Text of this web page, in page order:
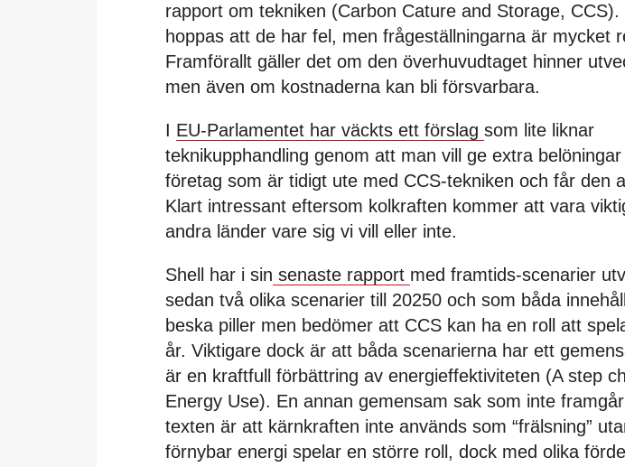
rapport om tekniken (Carbon Cature and Storage, CCS).
hoppas att de har fel, men frågeställningarna är mycket
Framförallt gäller det om den överhuvudtaget hinner
men även om kostnaderna kan bli försvarbara.
I EU-Parlamentet har väckts ett förslag som lite liknar
teknikupphandling genom att man vill ge extra
företag som är tidigt ute med CCS-tekniken och får den
Klart intressant eftersom kolkraften kommer att vara
andra länder vare sig vi vill eller inte.
Shell har i sin senaste rapport med framtids-scenarier
sedan två olika scenarier till 20250 och som båda
beska piller men bedömer att CCS kan ha en roll att
år. Viktigare dock är att båda scenarierna har ett
är en kraftfull förbättring av energieffektiviteten (A step
Energy Use). En annan gemensam sak som inte
texten är att kärnkraften inte används som “frälsning”
förnybar energi spelar en större roll, dock med olika